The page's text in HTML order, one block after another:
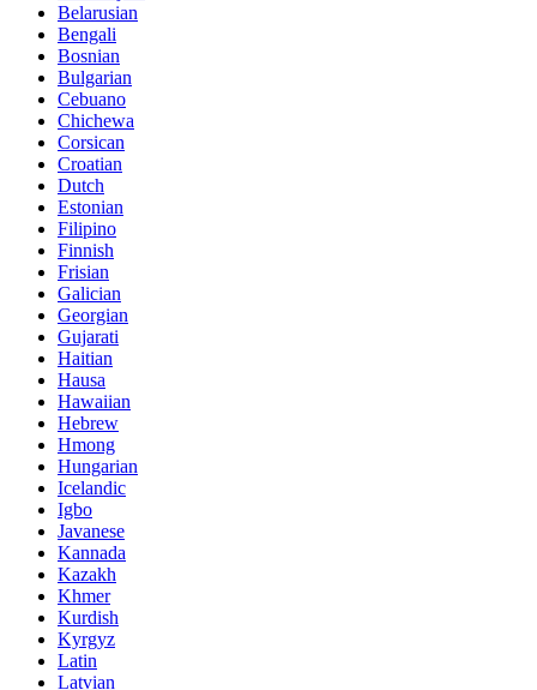
Belarusian
Bengali
Bosnian
Bulgarian
Cebuano
Chichewa
Corsican
Croatian
Dutch
Estonian
Filipino
Finnish
Frisian
Galician
Georgian
Gujarati
Haitian
Hausa
Hawaiian
Hebrew
Hmong
Hungarian
Icelandic
Igbo
Javanese
Kannada
Kazakh
Khmer
Kurdish
Kyrgyz
Latin
Latvian